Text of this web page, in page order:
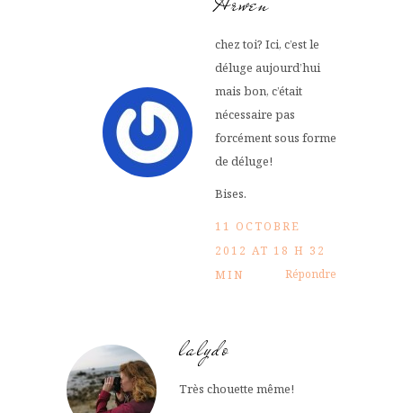
chez toi? Ici, c’est le
déluge aujourd’hui
mais bon, c’était
nécessaire pas
forcément sous forme
de déluge!
Bises.
11 OCTOBRE
2012 AT 18 H 32
MIN
Répondre
lalydo
Très chouette même!